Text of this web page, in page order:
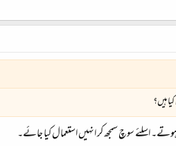
ہیں؟
اسلئے سوچ سمجھ کر انہیں استعمال کیا جائے۔